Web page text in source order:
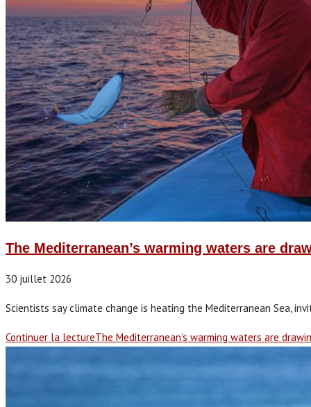
The Mediterranean’s warming waters are
30 juillet 2026
Scientists say climate change is heating the Mediterranean Sea,
Continuer la lectureThe Mediterranean’s warming waters are